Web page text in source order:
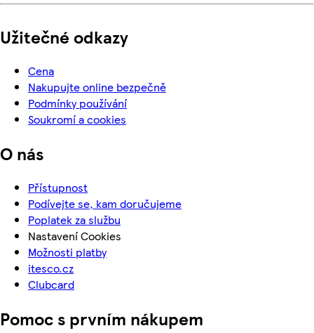
Užitečné odkazy
Cena
Nakupujte online bezpečně
Podmínky používání
Soukromí a cookies
O nás
Přístupnost
Podívejte se, kam doručujeme
Poplatek za službu
Nastavení Cookies
Možnosti platby
itesco.cz
Clubcard
Pomoc s prvním nákupem